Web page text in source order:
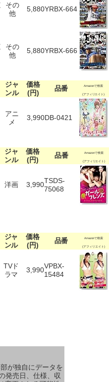
その
他
5,880YRBX-664
その
他
5,880YRBX-666
ジャ
ンル
価格
(円)
品番 Amazonで検索
(アフィリエイト)
アニ
メ
3,990DB-0421
ジャ
ンル
価格
(円)
品番 Amazonで検索
(アフィリエイト)
洋画 3,990TSDS-
75068
ジャ
ンル
価格
(円)
品番 Amazonで検索
(アフィリエイト)
TVド
ラマ
3,990VPBX-
15484
が独自にデータを
発売日、仕様、収